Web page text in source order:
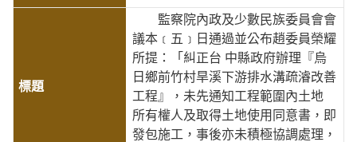
監察院內政及少數民族委員會會
議本﹝五﹞日通過並公布趙委員榮耀
所提：「糾正台 中縣政府辦理『烏
日鄉前竹村旱溪下游排水溝疏濬改善
工程』，未先通知工程範圍內土地
所有權人及取得土地使用同意書，即
發包施工，事後亦未積極協調處理，